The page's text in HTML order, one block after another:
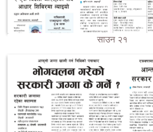
साउन २१